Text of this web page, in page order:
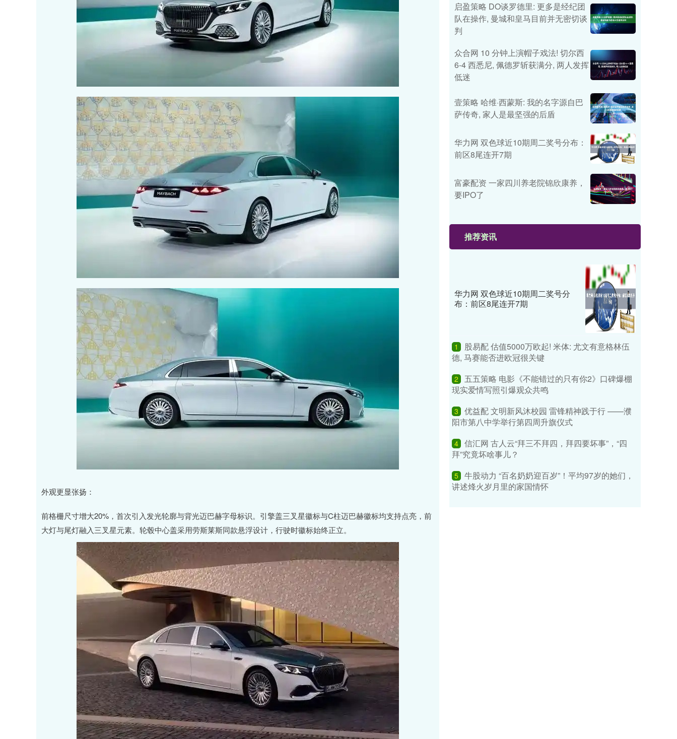
外观更显张扬：
前格栅尺寸增大20%，首次引入发光轮廓与背光迈巴赫字母标识。引擎盖三叉星徽标与C柱迈巴赫徽标均支持点亮，前
大灯与尾灯融入三叉星元素。轮毂中心盖采用劳斯莱斯同款悬浮设计，行驶时徽标始终正立。
启盈策略 DO谈罗德里: 更多是经纪团
队在操作, 曼城和皇马目前并无密切谈
判
众合网 10 分钟上演帽子戏法! 切尔西
6-4 西悉尼, 佩德罗斩获满分, 两人发挥
低迷
壹策略 哈维·西蒙斯: 我的名字源自巴
萨传奇, 家人是最坚强的后盾
华力网 双色球近10期周二奖号分布：
前区8尾连开7期
富豪配资 一家四川养老院锦欣康养，
要IPO了
推荐资讯
华力网 双色球近10期周二奖号分
布：前区8尾连开7期
1
股易配 估值5000万欧起! 米体: 尤文有意格林伍
德, 马赛能否进欧冠很关键
2
五五策略 电影《不能错过的只有你2》口碑爆棚
现实爱情写照引爆观众共鸣
3
优益配 文明新风沐校园 雷锋精神践于行 ——濮
阳市第八中学举行第四周升旗仪式
4 信汇网 古人云“拜三不拜四，拜四要坏事”，“四
拜”究竟坏啥事儿？
5 牛股动力 “百名奶奶迎百岁”！平均97岁的她们，
讲述烽火岁月里的家国情怀